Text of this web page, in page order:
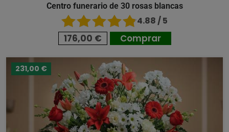
Centro funerario de 30 rosas blancas
4.88 / 5
176,00 € Comprar
231,00 €